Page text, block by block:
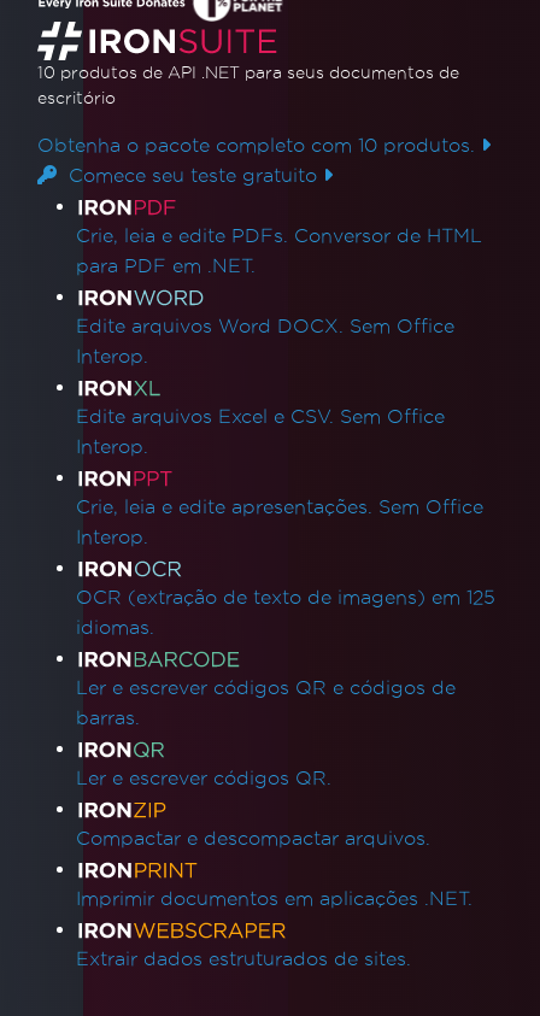
10 produtos de API .NET para seus documentos de
escritório
Obtenha o pacote completo com 10 produtos.
Comece seu teste gratuito
Links de produtos
Crie, leia e edite PDFs. Conversor de HTML
para PDF em .NET.
Edite arquivos Word DOCX. Sem Office
Interop.
Edite arquivos Excel e CSV. Sem Office
Interop.
Crie, leia e edite apresentações. Sem Office
Interop.
OCR (extração de texto de imagens) em 125
idiomas.
Ler e escrever códigos QR e códigos de
barras.
Ler e escrever códigos QR.
Compactar e descompactar arquivos.
Imprimir documentos em aplicações .NET.
Extrair dados estruturados de sites.